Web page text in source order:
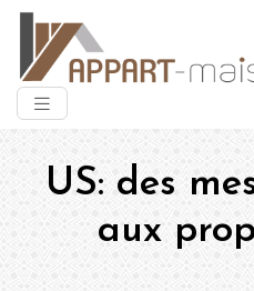
US: des
aux